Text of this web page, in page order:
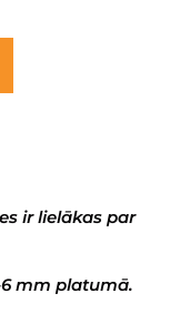
ir lielākas par
mm platumā.